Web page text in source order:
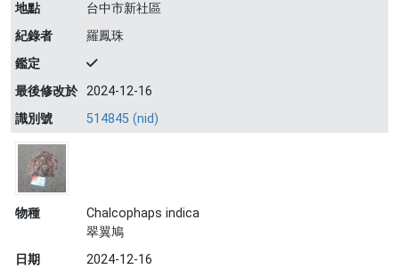
地點
台中市新社區
紀錄者
羅鳳珠
鑑定
最後修改於 2024-12-16
識別號
514845 (nid)
物種
Chalcophaps indica
翠翼鳩
日期
2024-12-16